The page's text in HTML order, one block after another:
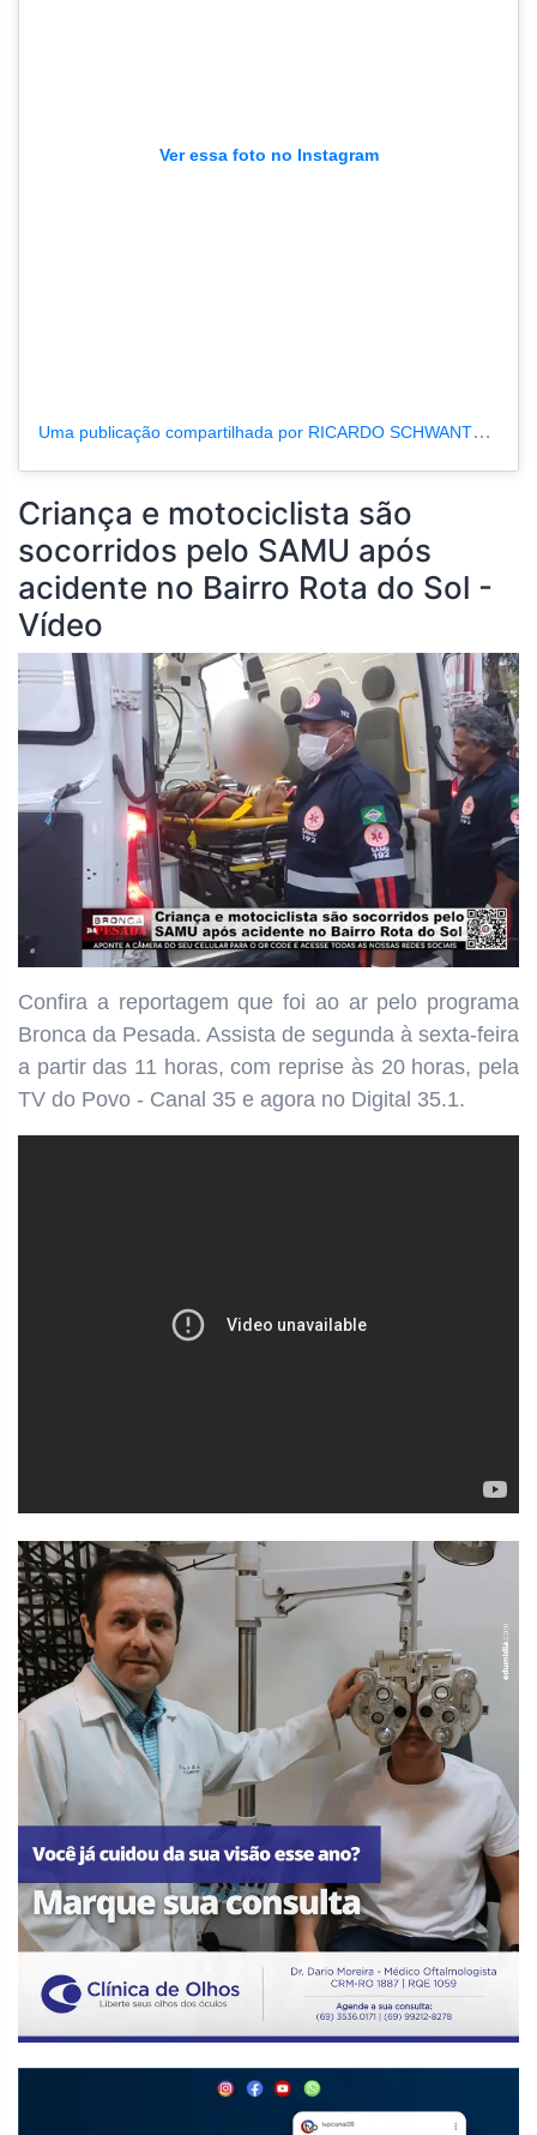
Ver essa foto no Instagram
Uma publicação compartilhada por RICARDO SCHWANTES (@tvpcanal35)
Criança e motociclista são
socorridos pelo SAMU após
acidente no Bairro Rota do Sol -
Vídeo
Confira a reportagem que foi ao ar pelo programa
Bronca da Pesada. Assista de segunda à sexta-feira
a partir das 11 horas, com reprise às 20 horas, pela
TV do Povo - Canal 35 e agora no Digital 35.1.